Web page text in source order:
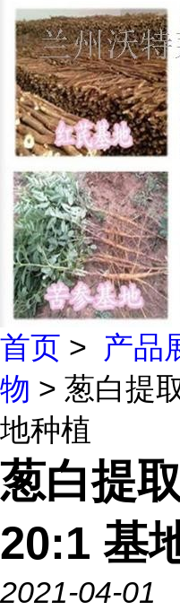
首页 > 产品
物 > 葱白提
地种植
葱白提
20:1 基
2021-04-01